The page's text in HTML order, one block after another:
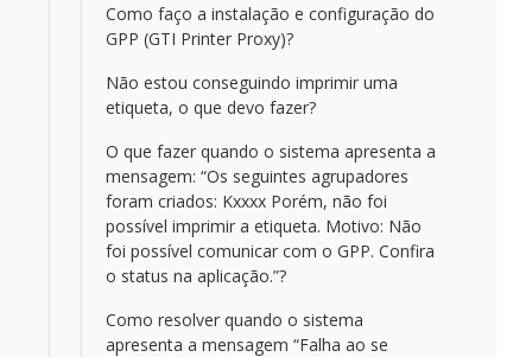
Como faço a instalação e configuração do
GPP (GTI Printer Proxy)?
Não estou conseguindo imprimir uma
etiqueta, o que devo fazer?
O que fazer quando o sistema apresenta a
mensagem: “Os seguintes agrupadores
foram criados: Kxxxx Porém, não foi
possível imprimir a etiqueta. Motivo: Não
foi possível comunicar com o GPP. Confira
o status na aplicação.”?
Como resolver quando o sistema
apresenta a mensagem “Falha ao se